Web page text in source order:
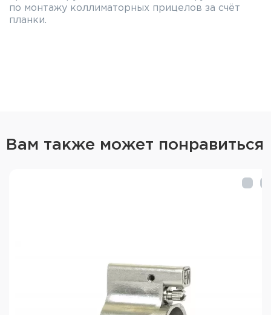
по монтажу коллиматорных прицелов за счёт
планки.
Вам также может понравиться